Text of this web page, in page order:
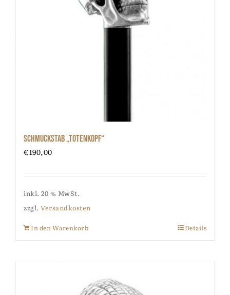
Schmuckstab „Totenkopf“
€190,00
inkl. 20 % MwSt.
zzgl. Versandkosten
In den Warenkorb Details